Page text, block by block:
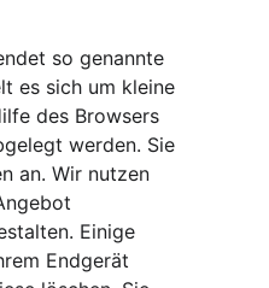
so genannte
es sich um kleine
des Browsers
werden. Sie
an. Wir nutzen
Einige
Endgerät